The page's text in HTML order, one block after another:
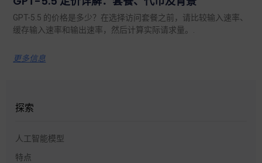
GPT-5.5 的价格是多少？在选择访问套餐之前，请比较输入速率、
缓存输入速率和输出速率，然后计算实际请求量。.
更多信息
探索
人工智能模型
特点